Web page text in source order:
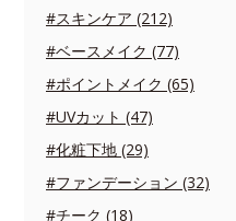
#スキンケア (212)
#ベースメイク (77)
#ポイントメイク (65)
#UVカット (47)
#化粧下地 (29)
#ファンデーション (32)
#チーク (18)